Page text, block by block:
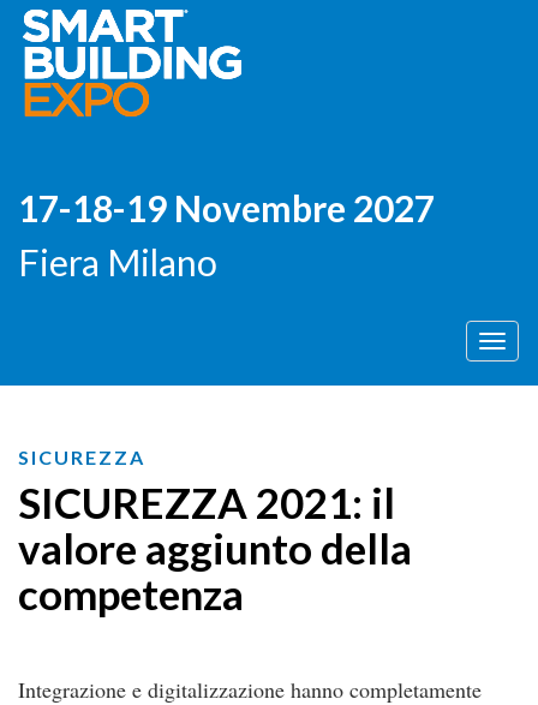
17-18-19 Novembre 2027
Fiera Milano
Menù
SICUREZZA
SICUREZZA 2021: il
valore aggiunto della
competenza
Integrazione e digitalizzazione hanno completamente